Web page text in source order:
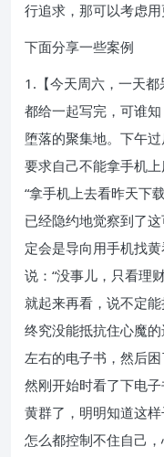
行追求，那可以考虑用
下面分享一些案例
1.【今天周六，一天
都给一起写完，可谁
堕落的聚集地。下午
要求自己不能拿手机
“拿手机上去看昨天下
已经隐约地觉察到了
定会是导向用手机找
说：“没事儿，只看理
就起来再看，说不定
终究没能抵抗住心魔
左右的电子书，然后
然刚开始时看了下电
黄群了，明明知道这
怎么都控制不住自己